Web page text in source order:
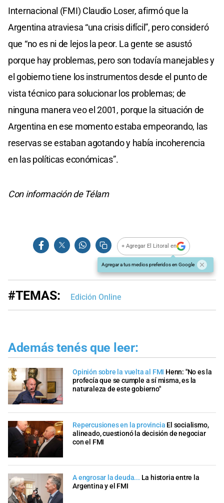
Internacional (FMI) Claudio Loser, afirmó que la
Argentina atraviesa “una crisis difícil”, pero consideró
que “no es ni de lejos la peor. La gente se asustó
porque hay problemas, pero son todavía manejables y
el gobierno tiene los instrumentos desde el punto de
vista técnico para solucionar los problemas; de
ninguna manera veo el 2001, porque la situación de
Argentina en ese momento estaba empeorando, las
reservas se estaban agotando y había incoherencia
en las políticas económicas”.
Con información de Télam
+ Agregar El Litoral en
Agregar a tus medios preferidos en Google
#TEMAS: Edición Online
Además tenés que leer:
Opinión sobre la vuelta al FMI Henn: "No es la
profecía que se cumple a sí misma, es la
naturaleza de este gobierno"
Repercusiones en la provincia El socialismo,
alineado, cuestionó la decisión de negociar
con el FMI
A engrosar la deuda... La historia entre la
Argentina y el FMI